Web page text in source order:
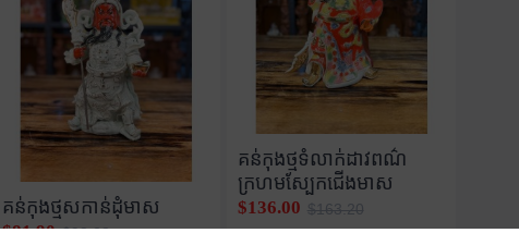
គន់កុងថ្មសកាន់ដុំមាស
គន់កុងថ្មទំលាក់ដាវពណ៌
ក្រហមស្បែកជើងមាស
$136.00 $163.20